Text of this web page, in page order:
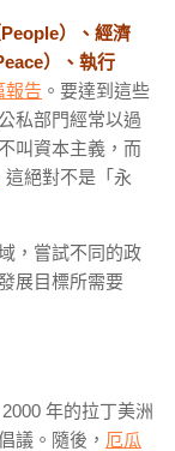
）、經濟
）、執行
報告 。要達到這些
私部門經常以過
叫資本主義，而
這絕對不是「永
，嘗試不同的政
展目標所需要
2000 年的拉丁美洲
議。隨後， 厄瓜